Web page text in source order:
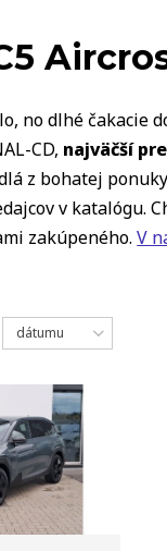
no dlhé čakacie
CD, najväčší
z bohatej
v katalógu.
zakúpeného.V
dátumu